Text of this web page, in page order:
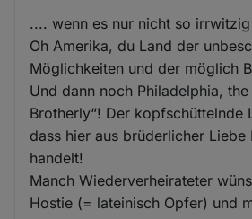
.... wenn es nur nicht so
Oh Amerika, du Land der
Möglichkeiten und der möglich
Und dann noch Philadelphia,
Brotherly“! Der kopfschüttelnde
dass hier aus brüderlicher Liebe
handelt!
Manch Wiederverheirateter
Hostie (= lateinisch Opfer) und